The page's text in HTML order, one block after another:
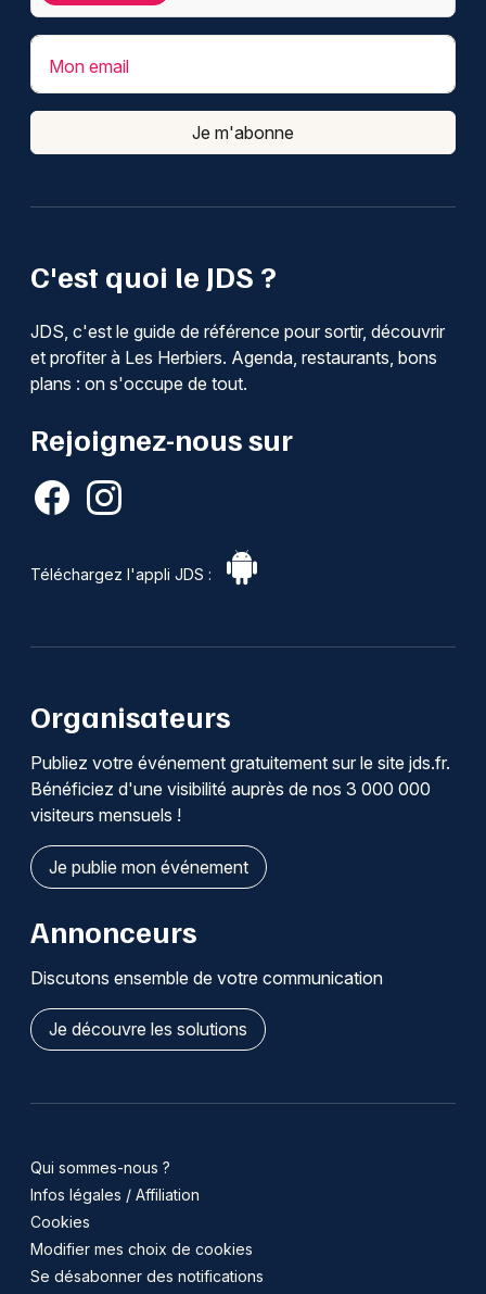
C'est quoi le JDS ?
JDS, c'est le guide de référence pour sortir, découvrir
et profiter à Les Herbiers. Agenda, restaurants, bons
plans : on s'occupe de tout.
Rejoignez-nous sur
Téléchargez l'appli JDS :
Mon email
Je m'abonne
Organisateurs
Publiez votre événement gratuitement sur le site jds.fr.
Bénéficiez d'une visibilité auprès de nos 3 000 000
visiteurs mensuels !
Je publie mon événement
Annonceurs
Discutons ensemble de votre communication
Je découvre les solutions
Qui sommes-nous ?
Infos légales / Affiliation
Cookies
Modifier mes choix de cookies
Se désabonner des notifications